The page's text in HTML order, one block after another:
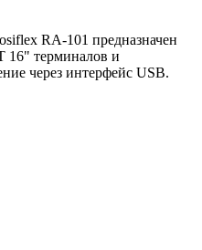
RA-101 предназначен
16" терминалов и
через интерфейс USB.